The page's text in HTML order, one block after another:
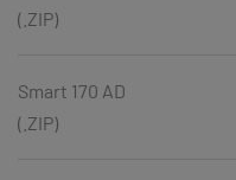
(.ZIP)
Smart 170 AD
(.ZIP)